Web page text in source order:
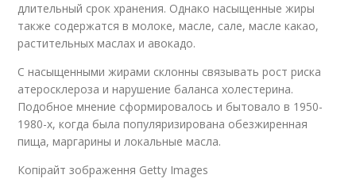
длительный срок хранения. Однако насыщенные жиры
также содержатся в молоке, масле, сале, масле какао,
растительных маслах и авокадо.
С насыщенными жирами склонны связывать рост риска
атеросклероза и нарушение баланса холестерина.
Подобное мнение сформировалось и бытовало в 1950-
1980-х, когда была популяризирована обезжиренная
пища, маргарины и локальные масла.
Копірайт зображення Getty Images